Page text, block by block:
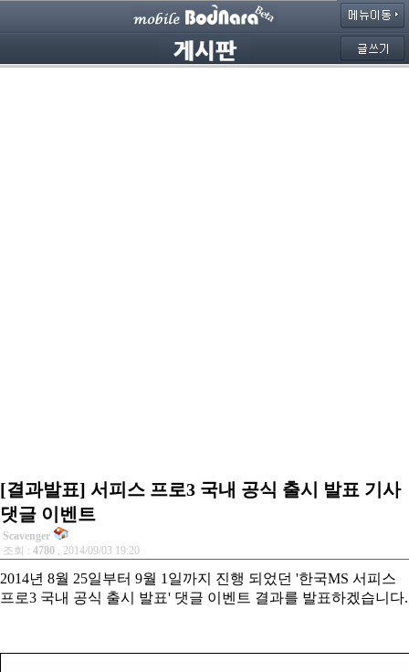
[결과발표] 서피스 프로3 국내 공식 출시 발표 기사
댓글 이벤트
Scavenger
조회 : 4780 , 2014/09/03 19:20
2014년 8월 25일부터 9월 1일까지 진행 되었던 '한국MS 서피스
프로3 국내 공식 출시 발표' 댓글 이벤트 결과를 발표하겠습니다.